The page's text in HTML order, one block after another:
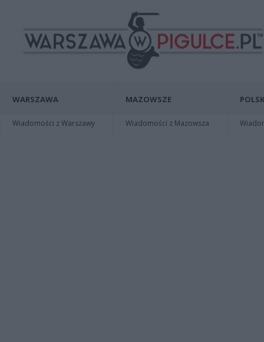
WARSZAWA
Wiadomości z Warszawy
MAZOWSZE
Wiadomości z Mazowsza